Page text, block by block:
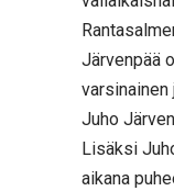
Järvenpää
varsinainen
Juho
Lisäksi
aikana